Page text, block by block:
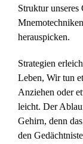
Struktur unseres
herauspicken.
Strategien
Leben, Wir tun
Anziehen oder
leicht. Der
Gehirn, denn
den